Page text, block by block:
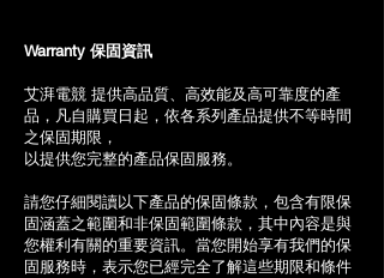
Warranty 保固資訊
艾湃電競 提供高品質、高效能及高可靠度的產
品，凡自購買日起，依各系列產品提供不等時間
之保固期限，
以提供您完整的產品保固服務。
請您仔細閱讀以下產品的保固條款，包含有限保
固涵蓋之範圍和非保固範圍條款，其中內容是與
您權利有關的重要資訊。當您開始享有我們的保
固服務時，表示您已經完全了解這些期限和條件